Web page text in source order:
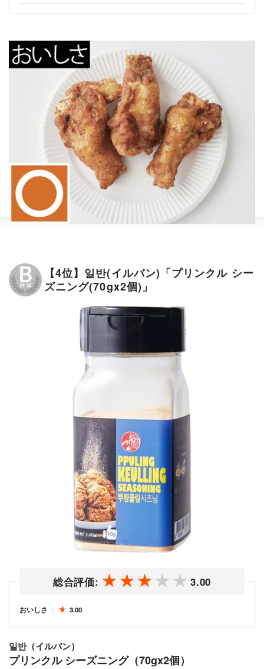
【4位】일반(イルバン)「プリンクル シー
ズニング(70gx2個)」
総合評価: 3.00
おいしさ 3.00
일반（イルバン）
プリンクル シーズニング（70gx2個）